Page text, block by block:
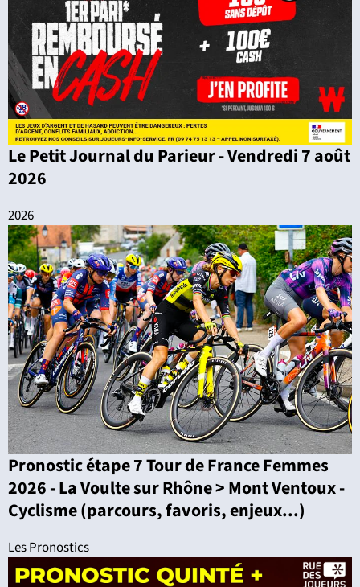
Le Petit Journal du Parieur - Vendredi 7 août
2026
2026
Pronostic étape 7 Tour de France Femmes
2026 - La Voulte sur Rhône > Mont Ventoux -
Cyclisme (parcours, favoris, enjeux...)
Les Pronostics